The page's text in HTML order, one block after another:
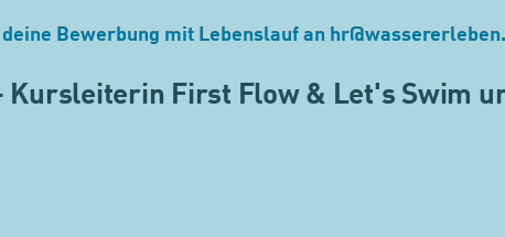
Bewerbung mit Lebenslauf an hr@
First Flow & Let's Swim